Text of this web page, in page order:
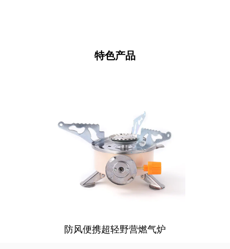
特色产品
防风便携超轻野营燃气炉